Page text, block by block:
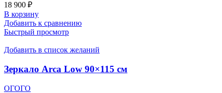
18 900 ₽
В корзину
Добавить к сравнению
Быстрый просмотр
Добавить в список желаний
Зеркало Arca Low 90×115 см
ОГОГО